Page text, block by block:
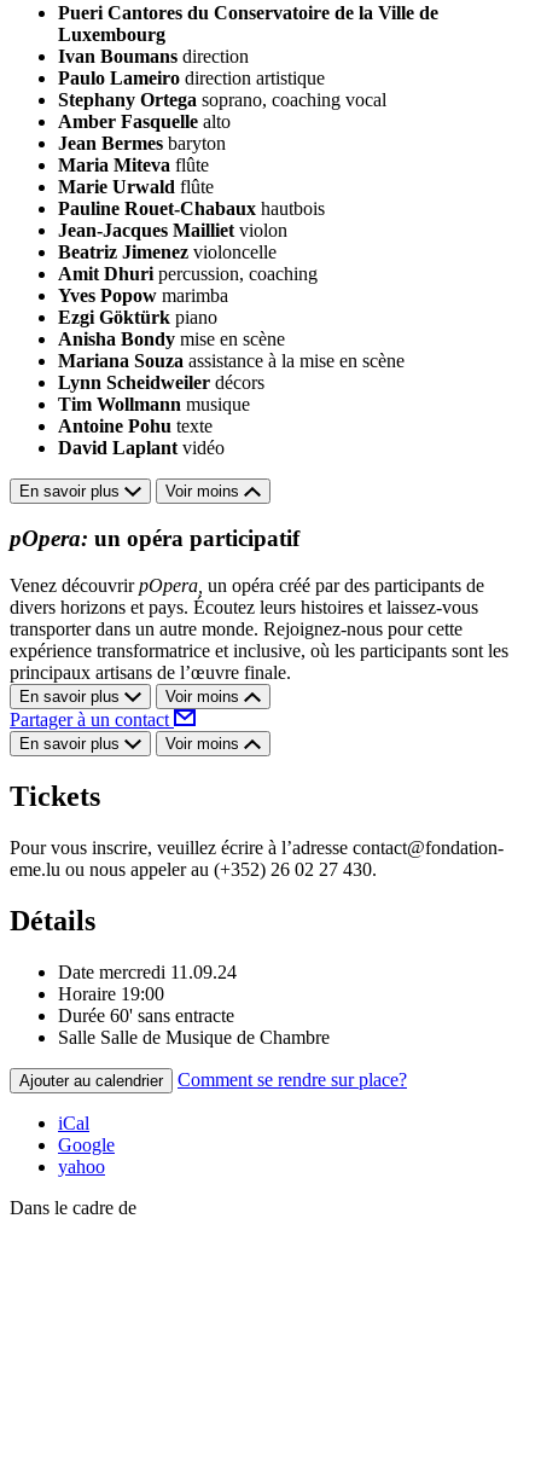
Pueri Cantores du Conservatoire de la Ville de
Luxembourg
Ivan Boumans direction
Paulo Lameiro direction artistique
Stephany Ortega soprano, coaching vocal
Amber Fasquelle alto
Jean Bermes baryton
Maria Miteva flûte
Marie Urwald flûte
Pauline Rouet-Chabaux hautbois
Jean-Jacques Mailliet violon
Beatriz Jimenez violoncelle
Amit Dhuri percussion, coaching
Yves Popow marimba
Ezgi Göktürk piano
Anisha Bondy mise en scène
Mariana Souza assistance à la mise en scène
Lynn Scheidweiler décors
Tim Wollmann musique
Antoine Pohu texte
David Laplant vidéo
En savoir plus Voir moins
pOpera: un opéra participatif
Venez découvrirpOpera, un opéra créé par des participants de
divers horizons et pays. Écoutez leurs histoires et laissez-vous
transporter dans un autre monde. Rejoignez-nous pour cette
expérience transformatrice et inclusive, où les participants sont les
principaux artisans de l’œuvre finale.
En savoir plus Voir moins
Partager à un contact
En savoir plus Voir moins
Tickets
Pour vous inscrire, veuillez écrire à l’adresse contact@fondation-
eme.lu ou nous appeler au (+352) 26 02 27 430.
Détails
Date mercredi 11.09.24
Horaire 19:00
Durée 60' sans entracte
Salle Salle de Musique de Chambre
Ajouter au calendrier Comment se rendre sur place?
iCal
Google
yahoo
Dans le cadre de